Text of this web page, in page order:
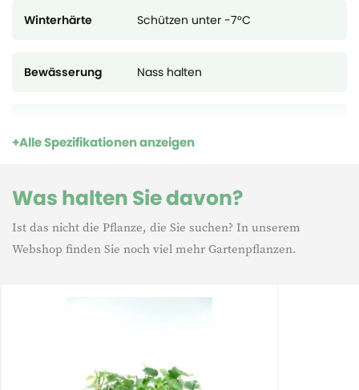
Winterhärte Schützen unter -7°C
Bewässerung Nass halten
Lebensdauer Mehrjährig
Alle Spezifikationen anzeigen
Was halten Sie davon?
Ist das nicht die Pflanze, die Sie suchen? In unserem
Webshop finden Sie noch viel mehr Gartenpflanzen.